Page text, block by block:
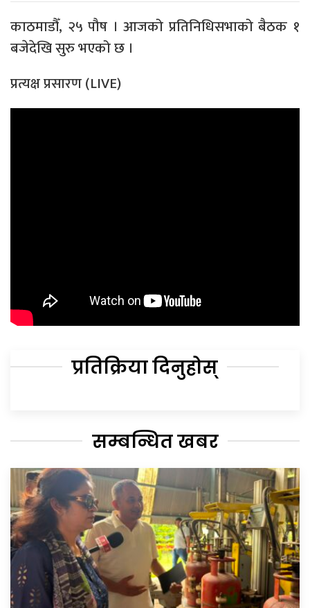
काठमाडौँ, २५ पौष । आजको प्रतिनिधिसभाको बैठक १
बजेदेखि सुरु भएको छ ।
प्रत्यक्ष प्रसारण (LIVE)
प्रतिक्रिया दिनुहोस्
सम्बन्धित खबर